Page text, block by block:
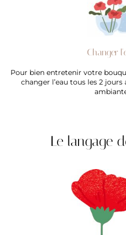
Changer
Pour bien entretenir votre
changer l’eau tous les 2 jours
Le langage